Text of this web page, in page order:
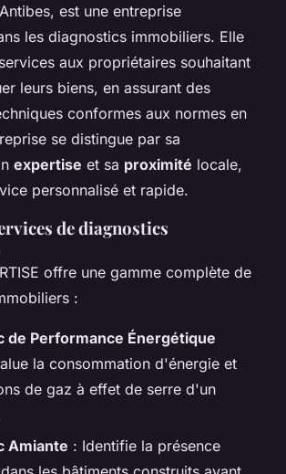
est une entreprise
les diagnostics immobiliers. Elle
aux propriétaires souhaitant
leurs biens, en assurant des
conformes aux normes en
se distingue par sa
expertise et sa proximité locale,
personnalisé et rapide.
de diagnostics
offre une gamme complète de
:
de Performance Énergétique
la consommation d'énergie et
de gaz à effet de serre d'un
Amiante : Identifie la présence